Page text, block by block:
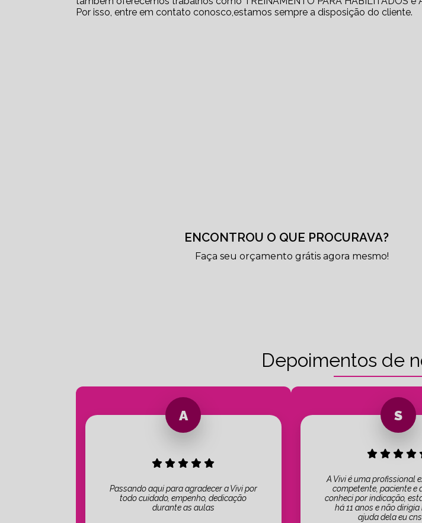
Por isso, entre em contato conosco,estamos sempre a disposição do cliente.
ENCONTROU O QUE PROCURAVA?
Faça seu orçamento grátis agora mesmo!
Depoimentos de
Passando aqui para agradecer a Vivi por
todo cuidado, empenho, dedicação
durante as aulas
A Vivi é uma profissional
competente, paciente e
conheci por indicação,
há 11 anos e não
ajuda dela eu